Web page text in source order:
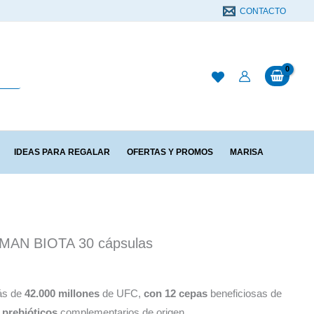
CONTACTO
IDEAS PARA REGALAR OFERTAS Y PROMOS MARISA
BIOTA 30 cápsulas
de42.000 millones de UFC,con 12 cepas beneficiosas de